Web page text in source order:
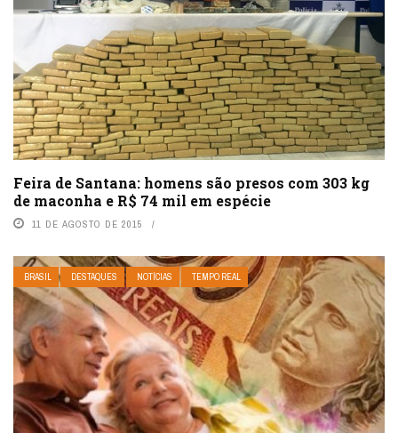
Feira de Santana: homens são presos com 303 kg
de maconha e R$ 74 mil em espécie
11 DE AGOSTO DE 2015
BRASIL DESTAQUES NOTÍCIAS TEMPO REAL